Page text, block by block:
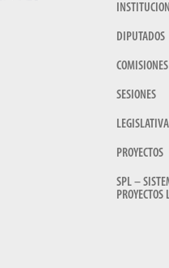
DIPUTADOS
COMISIONES
SESIONES
PROYECTOS
SPL –
PROYECTOS